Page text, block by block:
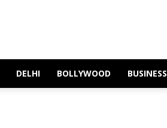
DELHI BOLLYWOOD BUSINESS